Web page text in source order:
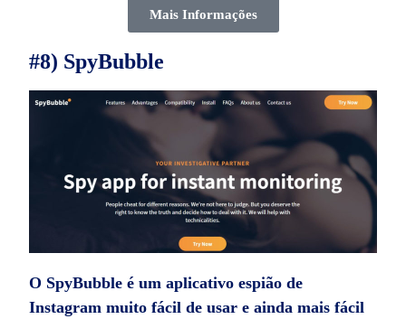
Mais Informações
#8) SpyBubble
O SpyBubble é umaplicativo espião de
Instagram muito fácil de usar e ainda mais fácil